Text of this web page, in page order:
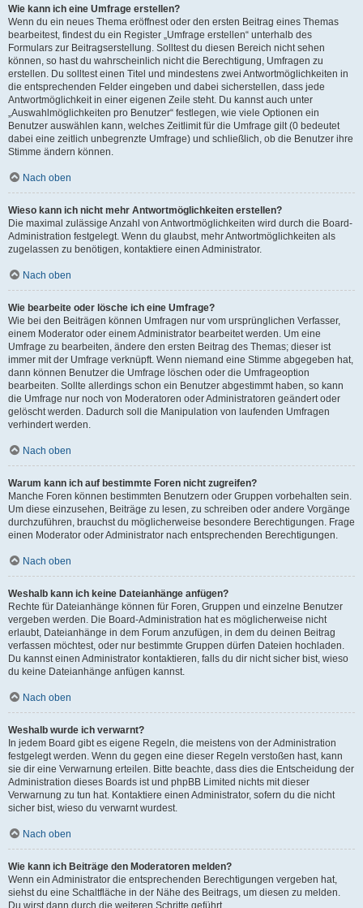
Wie kann ich eine Umfrage erstellen?
Wenn du ein neues Thema eröffnest oder den ersten Beitrag eines Themas
bearbeitest, findest du ein Register „Umfrage erstellen“ unterhalb des
Formulars zur Beitragserstellung. Solltest du diesen Bereich nicht sehen
können, so hast du wahrscheinlich nicht die Berechtigung, Umfragen zu
erstellen. Du solltest einen Titel und mindestens zwei Antwortmöglichkeiten in
die entsprechenden Felder eingeben und dabei sicherstellen, dass jede
Antwortmöglichkeit in einer eigenen Zeile steht. Du kannst auch unter
„Auswahlmöglichkeiten pro Benutzer“ festlegen, wie viele Optionen ein
Benutzer auswählen kann, welches Zeitlimit für die Umfrage gilt (0 bedeutet
dabei eine zeitlich unbegrenzte Umfrage) und schließlich, ob die Benutzer ihre
Stimme ändern können.
Nach oben
Wieso kann ich nicht mehr Antwortmöglichkeiten erstellen?
Die maximal zulässige Anzahl von Antwortmöglichkeiten wird durch die Board-
Administration festgelegt. Wenn du glaubst, mehr Antwortmöglichkeiten als
zugelassen zu benötigen, kontaktiere einen Administrator.
Nach oben
Wie bearbeite oder lösche ich eine Umfrage?
Wie bei den Beiträgen können Umfragen nur vom ursprünglichen Verfasser,
einem Moderator oder einem Administrator bearbeitet werden. Um eine
Umfrage zu bearbeiten, ändere den ersten Beitrag des Themas; dieser ist
immer mit der Umfrage verknüpft. Wenn niemand eine Stimme abgegeben hat,
dann können Benutzer die Umfrage löschen oder die Umfrageoption
bearbeiten. Sollte allerdings schon ein Benutzer abgestimmt haben, so kann
die Umfrage nur noch von Moderatoren oder Administratoren geändert oder
gelöscht werden. Dadurch soll die Manipulation von laufenden Umfragen
verhindert werden.
Nach oben
Warum kann ich auf bestimmte Foren nicht zugreifen?
Manche Foren können bestimmten Benutzern oder Gruppen vorbehalten sein.
Um diese einzusehen, Beiträge zu lesen, zu schreiben oder andere Vorgänge
durchzuführen, brauchst du möglicherweise besondere Berechtigungen. Frage
einen Moderator oder Administrator nach entsprechenden Berechtigungen.
Nach oben
Weshalb kann ich keine Dateianhänge anfügen?
Rechte für Dateianhänge können für Foren, Gruppen und einzelne Benutzer
vergeben werden. Die Board-Administration hat es möglicherweise nicht
erlaubt, Dateianhänge in dem Forum anzufügen, in dem du deinen Beitrag
verfassen möchtest, oder nur bestimmte Gruppen dürfen Dateien hochladen.
Du kannst einen Administrator kontaktieren, falls du dir nicht sicher bist, wieso
du keine Dateianhänge anfügen kannst.
Nach oben
Weshalb wurde ich verwarnt?
In jedem Board gibt es eigene Regeln, die meistens von der Administration
festgelegt werden. Wenn du gegen eine dieser Regeln verstoßen hast, kann
sie dir eine Verwarnung erteilen. Bitte beachte, dass dies die Entscheidung der
Administration dieses Boards ist und phpBB Limited nichts mit dieser
Verwarnung zu tun hat. Kontaktiere einen Administrator, sofern du die nicht
sicher bist, wieso du verwarnt wurdest.
Nach oben
Wie kann ich Beiträge den Moderatoren melden?
Wenn ein Administrator die entsprechenden Berechtigungen vergeben hat,
siehst du eine Schaltfläche in der Nähe des Beitrags, um diesen zu melden.
Du wirst dann durch die weiteren Schritte geführt.